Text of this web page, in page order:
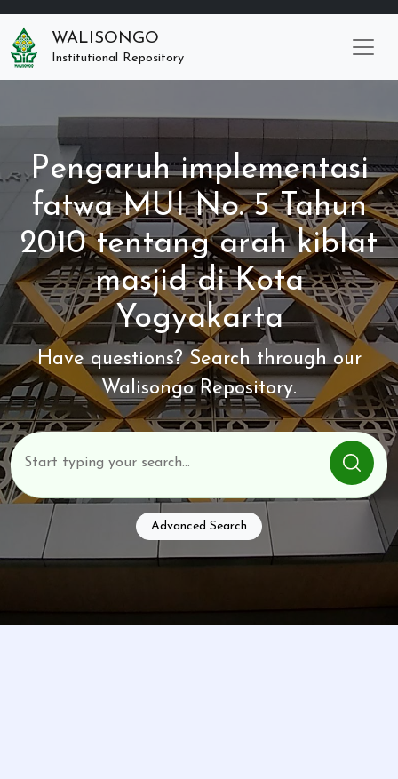
WALISONGO
Institutional Repository
Pengaruh implementasi
fatwa MUI No. 5 Tahun
2010 tentang arah kiblat
masjid di Kota
Yogyakarta
Have questions? Search through our
Walisongo Repository.
Advanced Search